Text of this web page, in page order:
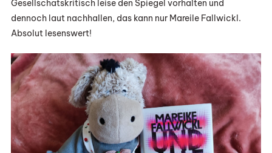
Gesellschatskritisch leise den Spiegel vorhalten und
dennoch laut nachhallen, das kann nur Mareile Fallwickl.
Absolut lesenswert!